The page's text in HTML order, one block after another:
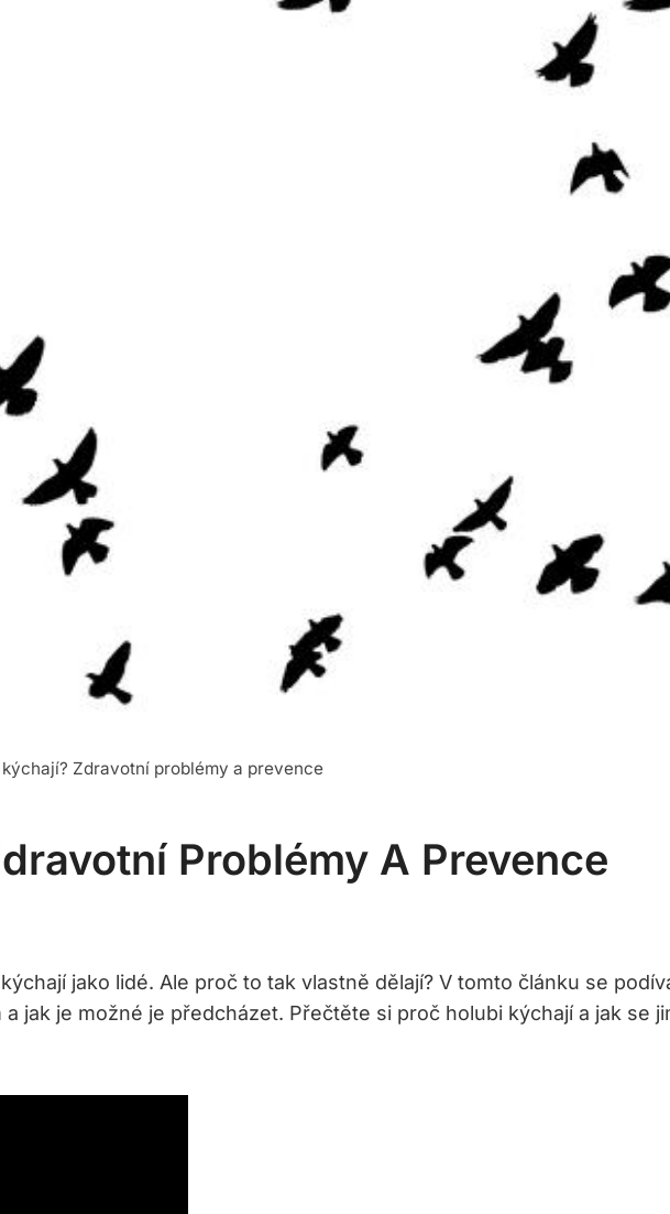
Zdravotní problémy a prevence
Problémy A Prevence
jako lidé. Ale proč to tak vlastně dělají? V tomto článku se
jak je možné je předcházet. Přečtěte si proč holubi kýchají a jak se